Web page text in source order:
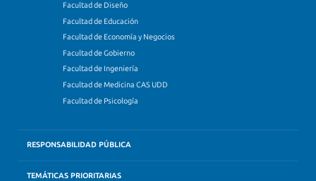
Facultad de Diseño
Facultad de Educación
Facultad de Economía y Negocios
Facultad de Gobierno
Facultad de Ingeniería
Facultad de Medicina CAS UDD
Facultad de Psicología
RESPONSABILIDAD PÚBLICA
TEMÁTICAS PRIORITARIAS